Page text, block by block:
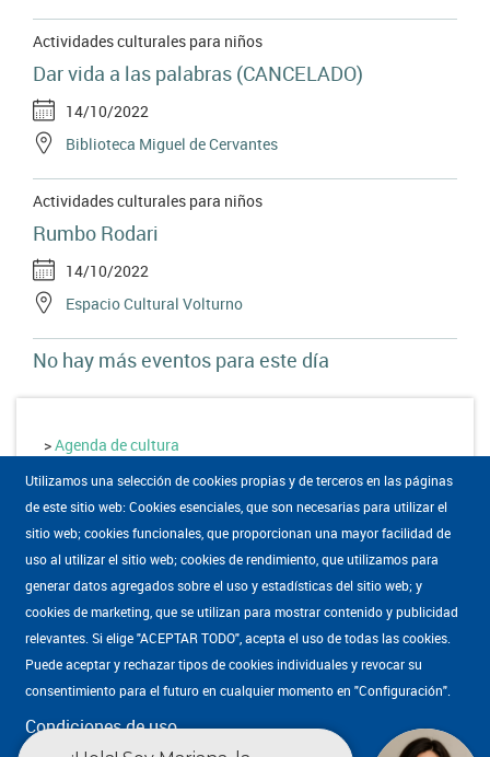
Actividades culturales para niños
Dar vida a las palabras (CANCELADO)
14/10/2022
Biblioteca Miguel de Cervantes
Actividades culturales para niños
Rumbo Rodari
14/10/2022
Espacio Cultural Volturno
No hay más eventos para este día
>Agenda de cultura
Enlaces
footer
subdominios
Mapa WEB·Condiciones de uso·Accesibilidad ·Política de privacidad
Estadísticas ·English
Cultura Pozuelo
Camino de las Huertas, 42, , 28223 Pozuelo de Alarcón (Madrid)
Utilizamos una selección de cookies propias y de terceros en las páginas
de este sitio web: Cookies esenciales, que son necesarias para utilizar el
sitio web; cookies funcionales, que proporcionan una mayor facilidad de
uso al utilizar el sitio web; cookies de rendimiento, que utilizamos para
generar datos agregados sobre el uso y estadísticas del sitio web; y
cookies de marketing, que se utilizan para mostrar contenido y publicidad
relevantes. Si elige "ACEPTAR TODO", acepta el uso de todas las cookies.
Puede aceptar y rechazar tipos de cookies individuales y revocar su
consentimiento para el futuro en cualquier momento en "Configuración".
Condiciones de uso